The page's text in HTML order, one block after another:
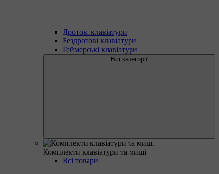
Дротові клавіатури
Бездротові клавіатури
Геймерські клавіатури
Всі категорії
Комплекти клавіатури та миші
Всі товари